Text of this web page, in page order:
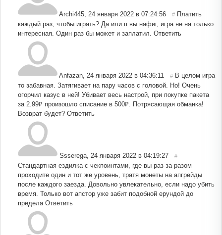
Archi445 24 января 2022 в 07:24:56 # Платить
каждый раз, чтобы играть? Да или п вы нафиг, игра не на только
интересная. Один раз бы может и заплатил. Ответить
Anfazan 24 января 2022 в 04:36:11 # В целом игра
то забавная. Затягивает на пару часов с головой. Но! Очень
огорчил казус в ней! Убивает весь настрой, при покупке пакета
за 2.99₽ произошло списание в 500₽. Потрясающая обманка!
Возврат будет? Ответить
Ssserega 24 января 2022 в 04:19:27 #
Стандартная ездилка с чекпоинтами, где вы раз за разом
проходите один и тот же уровень, тратя монеты на апгрейды
после каждого заезда. Довольно увлекательно, если надо убить
время. Только вот апстор уже забит подобной ерундой до
предела Ответить